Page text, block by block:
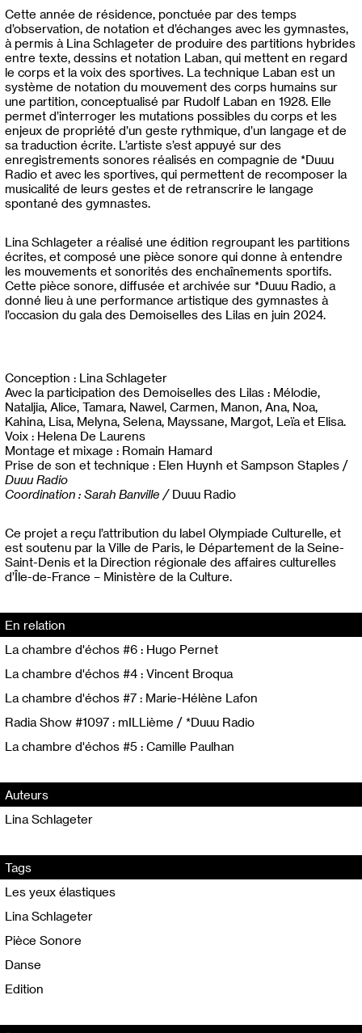
Cette année de résidence, ponctuée par des temps
d’observation, de notation et d’échanges avec les gymnastes,
à permis à Lina Schlageter de produire des partitions hybrides
entre texte, dessins et notation Laban, qui mettent en regard
le corps et la voix des sportives. La technique Laban est un
système de notation du mouvement des corps humains sur
une partition, conceptualisé par Rudolf Laban en 1928. Elle
permet d’interroger les mutations possibles du corps et les
enjeux de propriété d’un geste rythmique, d’un langage et de
sa traduction écrite. L’artiste s’est appuyé sur des
enregistrements sonores réalisés en compagnie de *Duuu
Radio et avec les sportives, qui permettent de recomposer la
musicalité de leurs gestes et de retranscrire le langage
spontané des gymnastes.
Lina Schlageter a réalisé une édition regroupant les partitions
écrites, et composé une pièce sonore qui donne à entendre
les mouvements et sonorités des enchaînements sportifs.
Cette pièce sonore, diffusée et archivée sur *Duuu Radio, a
donné lieu à une performance artistique des gymnastes à
l’occasion du gala des Demoiselles des Lilas en juin 2024.
Conception : Lina Schlageter
Avec la participation des Demoiselles des Lilas : Mélodie,
Nataljia, Alice, Tamara, Nawel, Carmen, Manon, Ana, Noa,
Kahina, Lisa, Melyna, Selena, Mayssane, Margot, Leïa et Elisa.
Voix : Helena De Laurens
Montage et mixage : Romain Hamard
Prise de son et technique : Elen Huynh et Sampson Staples /
Duuu Radio
Coordination : Sarah Banville / Duuu Radio
Ce projet a reçu l’attribution du label Olympiade Culturelle, et
est soutenu par la Ville de Paris, le Département de la Seine-
Saint-Denis et la Direction régionale des affaires culturelles
d’Île-de-France – Ministère de la Culture.
En relation
La chambre d'échos #6 : Hugo Pernet
La chambre d'échos #4 : Vincent Broqua
La chambre d'échos #7 : Marie-Hélène Lafon
Radia Show #1097 : mILLième / *Duuu Radio
La chambre d'échos #5 : Camille Paulhan
Auteurs
Lina Schlageter
Tags
Les yeux élastiques
Lina Schlageter
Pièce Sonore
Danse
Edition